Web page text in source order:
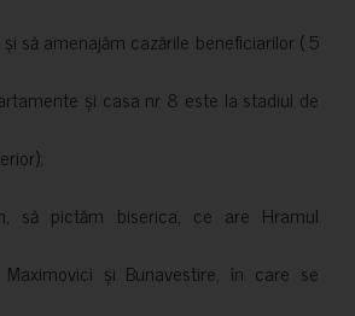
să amenajăm cazările beneficiarilor ( 5
și casa nr 8 este la stadiul de
să pictăm biserica, ce are Hramul
și Bunavestire, în care se